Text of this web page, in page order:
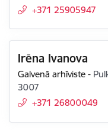
+371 25905947
Irēna Ivanova
Galvenā arhīviste -
3007
+371 26800049